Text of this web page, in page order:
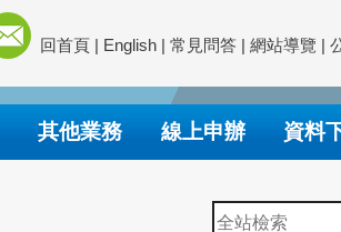
回首頁 | English | 常見問答 | 網站導覽 |
其他業務 線上申辦 資料
全